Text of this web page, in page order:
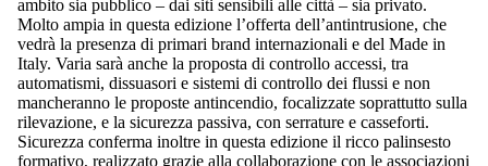
ambito sia pubblico – dai siti sensibili alle città – sia privato.
Molto ampia in questa edizione l’offerta dell’antintrusione, che
vedrà la presenza di primari brand internazionali e del Made in
Italy. Varia sarà anche la proposta di controllo accessi, tra
automatismi, dissuasori e sistemi di controllo dei flussi e non
mancheranno le proposte antincendio, focalizzate soprattutto sulla
rilevazione, e la sicurezza passiva, con serrature e casseforti.
Sicurezza conferma inoltre in questa edizione il ricco palinsesto
formativo, realizzato grazie alla collaborazione con le associazioni